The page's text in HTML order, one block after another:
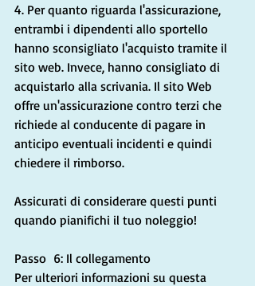
4. Per quanto riguarda l'assicurazione,
entrambi i dipendenti allo sportello
hanno sconsigliato l'acquisto tramite il
sito web. Invece, hanno consigliato di
acquistarlo alla scrivania. Il sito Web
offre un'assicurazione contro terzi che
richiede al conducente di pagare in
anticipo eventuali incidenti e quindi
chiedere il rimborso.
Assicurati di considerare questi punti
quando pianifichi il tuo noleggio!
Passo  6: Il collegamento
Per ulteriori informazioni su questa